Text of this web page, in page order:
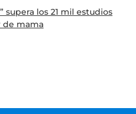
supera los 21 mil estudios
de mama